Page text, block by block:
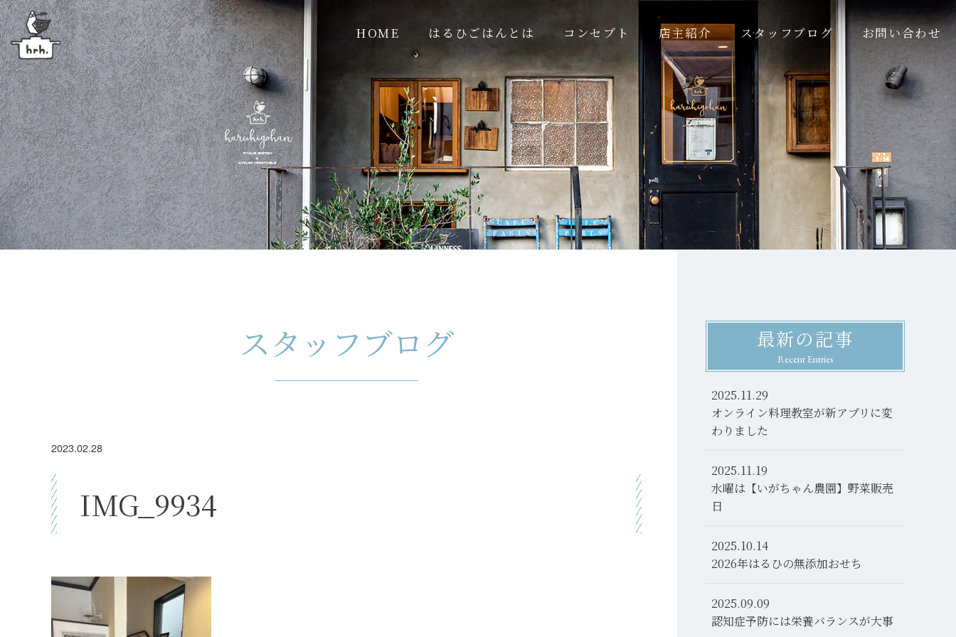
HOME はるひごはんとは コンセプト 店主紹介 スタッフブログ お問い合わせ
スタッフブログ
2023.02.28
IMG_9934
最新の記事
Recent Entries
2025.11.29
オンライン料理教室が新アプリに変
わりました
2025.11.19
水曜は【いがちゃん農園】野菜販売
日
2025.10.14
2026年はるひの無添加おせち
2025.09.09
認知症予防には栄養バランスが大事